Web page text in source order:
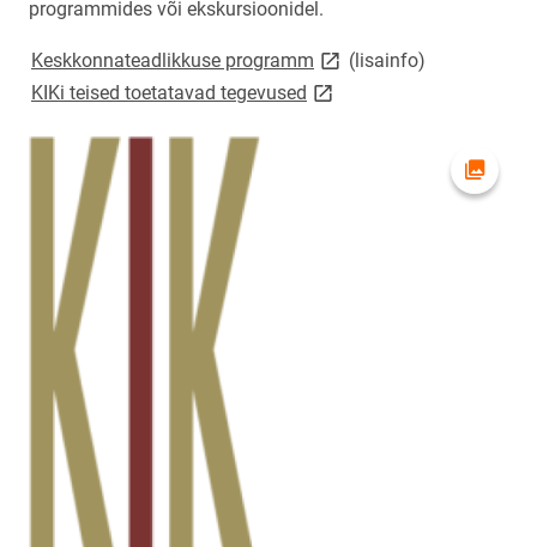
programmides või ekskursioonidel.
Keskkonnateadlikkuse programm link opens on new page
(lisainfo)
KIKi teised toetatavad tegevused link opens on new page
Ava